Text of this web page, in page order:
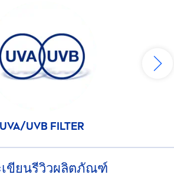
UVA/UVB FILTER
ขียนรีวิวผลิตภัณฑ์